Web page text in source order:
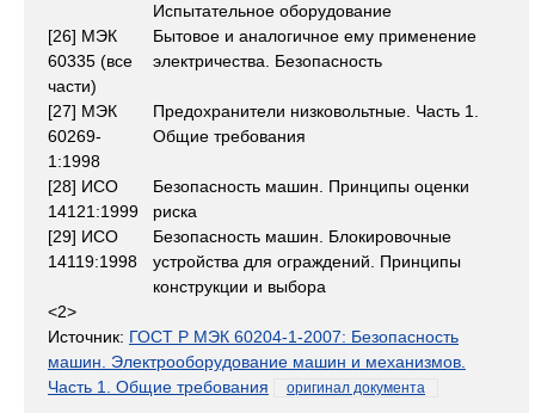
Испытательное оборудование
[26] МЭК
60335 (все
части)
Бытовое и аналогичное ему применение
электричества. Безопасность
[27] МЭК
60269-
1:1998
Предохранители низковольтные. Часть 1.
Общие требования
[28] ИСО
14121:1999
Безопасность машин. Принципы оценки
риска
[29] ИСО
14119:1998
Безопасность машин. Блокировочные
устройства для ограждений. Принципы
конструкции и выбора
<2>
Источник: ГОСТ Р МЭК 60204-1-2007: Безопасность
машин. Электрооборудование машин и механизмов.
Часть 1. Общие требования
оригинал документа